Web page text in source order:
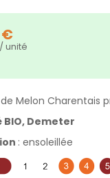
€
unité
Melon Charentais
Demeter
: ensoleillée